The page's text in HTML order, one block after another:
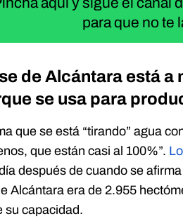
para que no te
de Alcántara está a
se usa para
que se está “tirando” agua
que están casi al 100%”.
después de cuando se
Alcántara era de 2.955
su capacidad.